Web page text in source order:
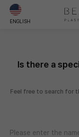
ENGLISH
Is there a
Feel free to search for